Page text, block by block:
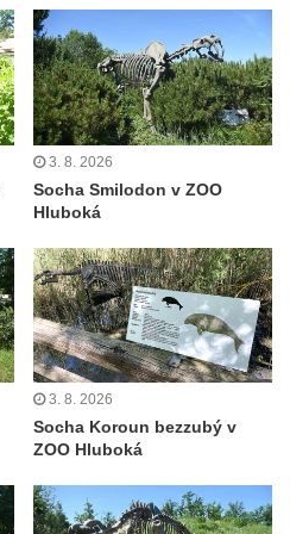
na buku svatého
skále u cesty
Teplicích
Chemnitz
Chemnitz
3. 8. 2026
Socha Smilodon v ZOO
Hluboká
3. 8. 2026
Socha Koroun bezzubý v
ZOO Hluboká